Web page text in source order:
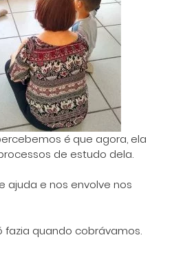
é que agora, ela
de estudo dela.
ajuda e nos envolve nos
fazia quando cobrávamos.